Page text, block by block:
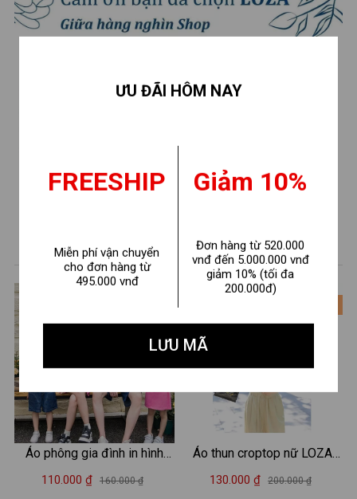
GỢI Ý CHO BẠN
Áo phông gia đình in hình
Summer - Áo thun đồng
110.000 ₫ 160.000 ₫
Áo thun croptop nữ LOZA
'Happiness' dáng ôm body -
130.000 ₫ 200.000 ₫
ƯU ĐÃI HÔM NAY
FREESHIP
Miễn phí vận chuyển
cho đơn hàng từ
495.000 vnđ
Giảm 10%
Đơn hàng từ 520.000
vnđ đến 5.000.000 vnđ
giảm 10% (tối đa
200.000đ)
LƯU MÃ